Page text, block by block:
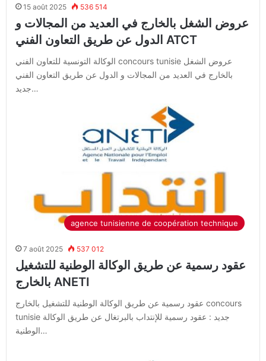
15 août 2025 536 514
عروض الشغل بالخارج في العديد من المجالات و
الدول عن طريق التعاون الفني ATCT
الوكالة التونسية للتعاون الفني concours tunisie عروض الشغل
بالخارج في العديد من المجالات و الدول عن طريق التعاون الفني
جديد…
agence tunisienne de coopération technique
7 août 2025 537 012
عقود رسمية عن طريق الوكالة الوطنية للتشغيل
بالخارج ANETI
عقود رسمية عن طريق الوكالة الوطنية للتشغيل بالخارج concours
tunisie جديد : عقود رسمية للإنتداب بالبرتغال عن طريق الوكالة
الوطنية…